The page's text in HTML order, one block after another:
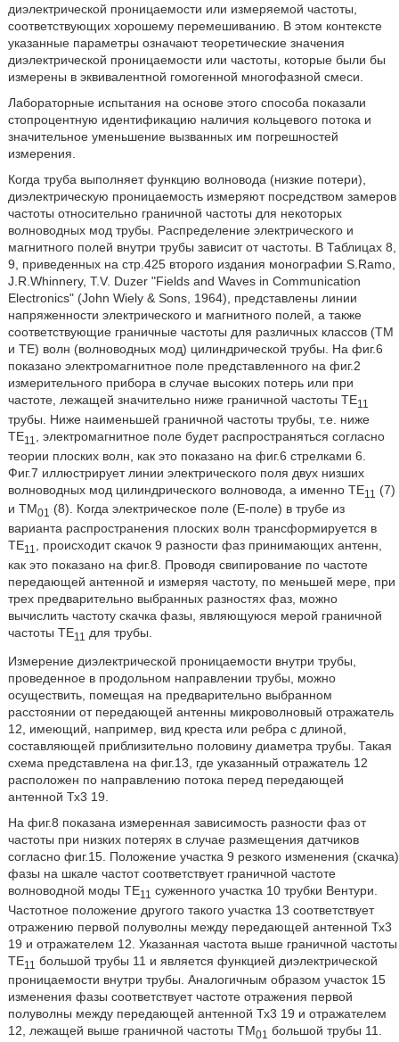
диэлектрической проницаемости или измеряемой частоты,
соответствующих хорошему перемешиванию. В этом контексте
указанные параметры означают теоретические значения
диэлектрической проницаемости или частоты, которые были бы
измерены в эквивалентной гомогенной многофазной смеси.
Лабораторные испытания на основе этого способа показали
стопроцентную идентификацию наличия кольцевого потока и
значительное уменьшение вызванных им погрешностей
измерения.
Когда труба выполняет функцию волновода (низкие потери),
диэлектрическую проницаемость измеряют посредством замеров
частоты относительно граничной частоты для некоторых
волноводных мод трубы. Распределение электрического и
магнитного полей внутри трубы зависит от частоты. В Таблицах 8,
9, приведенных на стр.425 второго издания монографии S.Ramo,
J.R.Whinnery, Т.V. Duzer "Fields and Waves in Communication
Electronics" (John Wiely & Sons, 1964), представлены линии
напряженности электрического и магнитного полей, а также
соответствующие граничные частоты для различных классов (ТМ
и ТЕ) волн (волноводных мод) цилиндрической трубы. На фиг.6
показано электромагнитное поле представленного на фиг.2
измерительного прибора в случае высоких потерь или при
частоте, лежащей значительно ниже граничной частоты ТЕ11
трубы. Ниже наименьшей граничной частоты трубы, т.е. ниже
ТЕ11
, электромагнитное поле будет распространяться согласно
теории плоских волн, как это показано на фиг.6 стрелками 6.
Фиг.7 иллюстрирует линии электрического поля двух низших
волноводных мод цилиндрического волновода, а именно ТЕ11
(7)
и TM01
(8). Когда электрическое поле (Е-поле) в трубе из
варианта распространения плоских волн трансформируется в
ТЕ11
, происходит скачок 9 разности фаз принимающих антенн,
как это показано на фиг.8. Проводя свипирование по частоте
передающей антенной и измеряя частоту, по меньшей мере, при
трех предварительно выбранных разностях фаз, можно
вычислить частоту скачка фазы, являющуюся мерой граничной
частоты ТЕ11
для трубы.
Измерение диэлектрической проницаемости внутри трубы,
проведенное в продольном направлении трубы, можно
осуществить, помещая на предварительно выбранном
расстоянии от передающей антенны микроволновый отражатель
12, имеющий, например, вид креста или ребра с длиной,
составляющей приблизительно половину диаметра трубы. Такая
схема представлена на фиг.13, где указанный отражатель 12
расположен по направлению потока перед передающей
антенной Тх3 19.
На фиг.8 показана измеренная зависимость разности фаз от
частоты при низких потерях в случае размещения датчиков
согласно фиг.15. Положение участка 9 резкого изменения (скачка)
фазы на шкале частот соответствует граничной частоте
волноводной моды ТЕ11 суженного участка 10 трубки Вентури.
Частотное положение другого такого участка 13 соответствует
отражению первой полуволны между передающей антенной Тх3
19 и отражателем 12. Указанная частота выше граничной частоты
ТЕ11 большой трубы 11 и является функцией диэлектрической
проницаемости внутри трубы. Аналогичным образом участок 15
изменения фазы соответствует частоте отражения первой
полуволны между передающей антенной Тх3 19 и отражателем
12, лежащей выше граничной частоты TM01
большой трубы 11.